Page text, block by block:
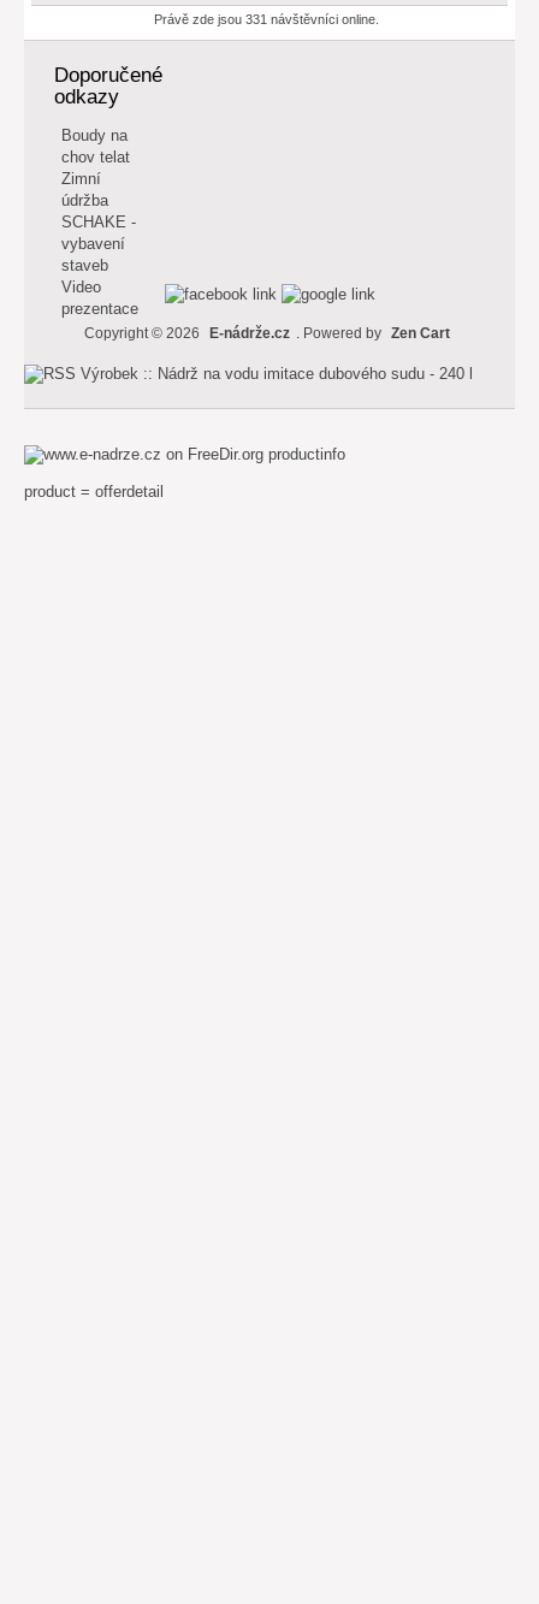
Právě zde jsou 331 návštěvníci online.
Doporučené
odkazy
Boudy na
chov telat
Zimní
údržba
SCHAKE -
vybavení
staveb
Video
prezentace
Copyright © 2026 E-nádrže.cz . Powered by Zen Cart
productinfo
product = offerdetail